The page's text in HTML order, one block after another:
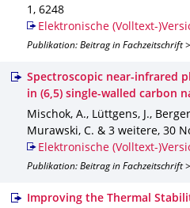
1 , 6248
Elektronische (Volltext-
Publikation: Beitrag in Fachzeitschrift
Spectroscopic near-infrared
in (6,5) single-walled carbon
Mischok, A., Lüttgens, J.,
Murawski, C. & 3 weitere, 30
Elektronische (Volltext-
Publikation: Beitrag in Fachzeitschrift
Improving the Thermal